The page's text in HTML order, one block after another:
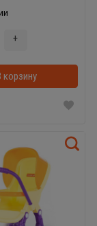
+
корзину